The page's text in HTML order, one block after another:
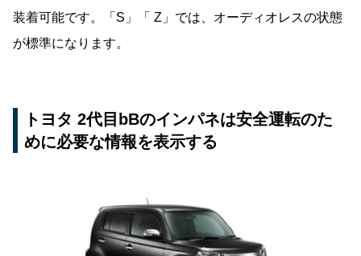
装着可能です。「S」「 Z」では、オーディオレスの状態
が標準になります。
トヨタ 2代目bBのインパネは安全運転のた
めに必要な情報を表示する